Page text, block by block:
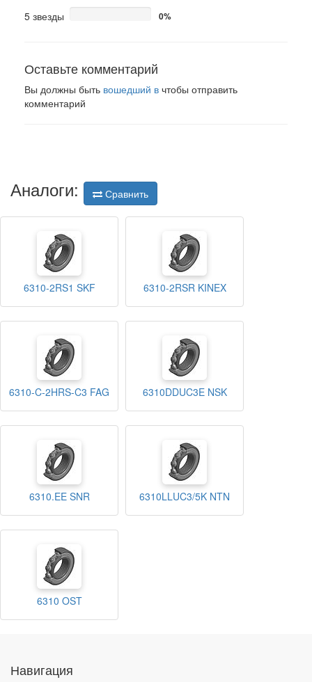
5 звезды 0%
Оставьте комментарий
Вы должны быть вошедший в чтобы отправить
комментарий
Аналоги: Сравнить
6310-2RS1 SKF 6310-2RSR KINEX
6310-C-2HRS-C3 FAG 6310DDUC3E NSK
6310.EE SNR 6310LLUC3/5K NTN
6310 OST
Навигация